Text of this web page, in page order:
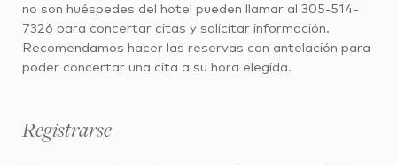
no son huéspedes del hotel pueden llamar al 305-514-
7326 para concertar citas y solicitar información.
Recomendamos hacer las reservas con antelación para
poder concertar una cita a su hora elegida.
Registrarse